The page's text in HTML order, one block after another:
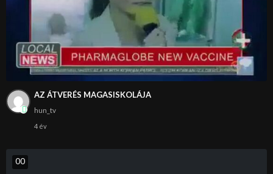
AZ ÁTVERÉS MAGASISKOLÁJA
hun_tv
4 év
00